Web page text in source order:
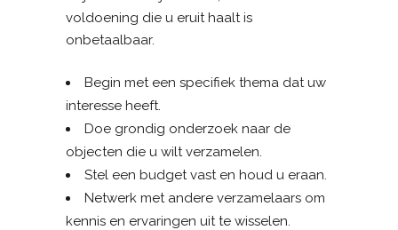
voldoening die u eruit haalt is
onbetaalbaar.
Begin met een specifiek thema dat uw
interesse heeft.
Doe grondig onderzoek naar de
objecten die u wilt verzamelen.
Stel een budget vast en houd u eraan.
Netwerk met andere verzamelaars om
kennis en ervaringen uit te wisselen.